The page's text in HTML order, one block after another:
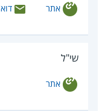
אתר
שי"ל
אתר